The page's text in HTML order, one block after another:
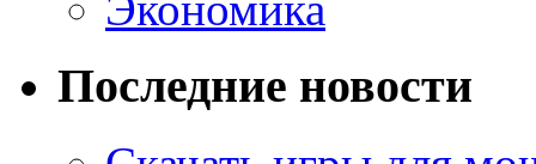
Последние новости